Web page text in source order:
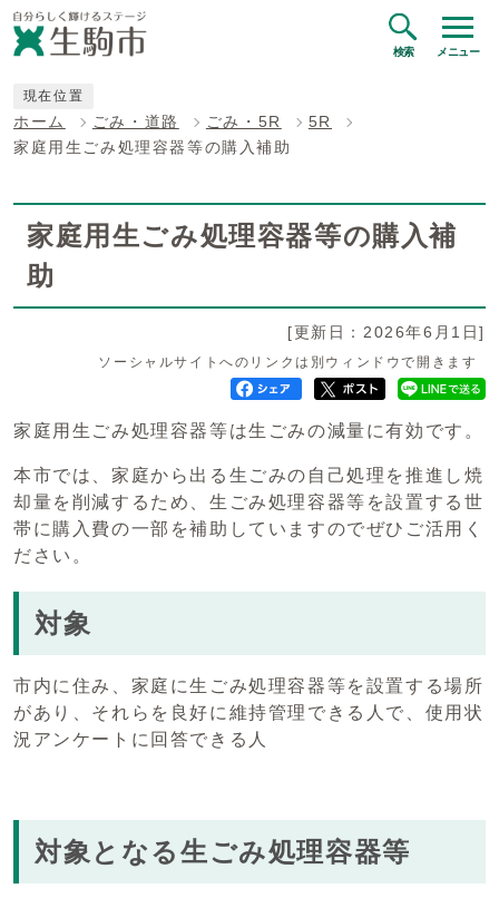
検索 メニュー
現在位置
ホーム ごみ・道路 ごみ・5R
5R
家庭用生ごみ処理容器等の購入補助
家庭用生ごみ処理容器等の購入補
助
[更新日：2026年6月1日]
ソーシャルサイトへのリンクは別ウィンドウで開きます
家庭用生ごみ処理容器等は生ごみの減量に有効です。
本市では、家庭から出る生ごみの自己処理を推進し焼
却量を削減するため、生ごみ処理容器等を設置する世
帯に購入費の一部を補助していますのでぜひご活用く
ださい。
対象
市内に住み、家庭に生ごみ処理容器等を設置する場所
があり、それらを良好に維持管理できる人で、使用状
況アンケートに回答できる人
対象となる生ごみ処理容器等